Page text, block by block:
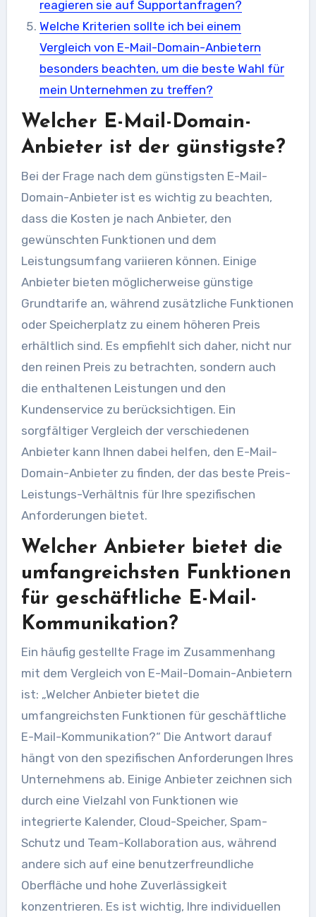
reagieren sie auf Supportanfragen?
Welche Kriterien sollte ich bei einem
Vergleich von E-Mail-Domain-Anbietern
besonders beachten, um die beste Wahl für
mein Unternehmen zu treffen?
Welcher E-Mail-Domain-
Anbieter ist der günstigste?
Bei der Frage nach dem günstigsten E-Mail-
Domain-Anbieter ist es wichtig zu beachten,
dass die Kosten je nach Anbieter, den
gewünschten Funktionen und dem
Leistungsumfang variieren können. Einige
Anbieter bieten möglicherweise günstige
Grundtarife an, während zusätzliche Funktionen
oder Speicherplatz zu einem höheren Preis
erhältlich sind. Es empfiehlt sich daher, nicht nur
den reinen Preis zu betrachten, sondern auch
die enthaltenen Leistungen und den
Kundenservice zu berücksichtigen. Ein
sorgfältiger Vergleich der verschiedenen
Anbieter kann Ihnen dabei helfen, den E-Mail-
Domain-Anbieter zu finden, der das beste Preis-
Leistungs-Verhältnis für Ihre spezifischen
Anforderungen bietet.
Welcher Anbieter bietet die
umfangreichsten Funktionen
für geschäftliche E-Mail-
Kommunikation?
Ein häufig gestellte Frage im Zusammenhang
mit dem Vergleich von E-Mail-Domain-Anbietern
ist: „Welcher Anbieter bietet die
umfangreichsten Funktionen für geschäftliche
E-Mail-Kommunikation?“ Die Antwort darauf
hängt von den spezifischen Anforderungen Ihres
Unternehmens ab. Einige Anbieter zeichnen sich
durch eine Vielzahl von Funktionen wie
integrierte Kalender, Cloud-Speicher, Spam-
Schutz und Team-Kollaboration aus, während
andere sich auf eine benutzerfreundliche
Oberfläche und hohe Zuverlässigkeit
konzentrieren. Es ist wichtig, Ihre individuellen